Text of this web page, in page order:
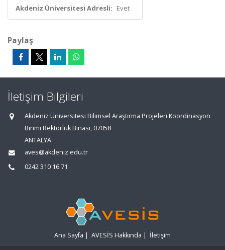
Akdeniz Üniversitesi Adresli: Evet
Paylaş
İletişim Bilgileri
Akdeniz Üniversitesi Bilimsel Araştırma Projeleri Koordinasyon
Birimi Rektörlük Binası, 07058
ANTALYA
aves@akdeniz.edu.tr
0242 310 16 71
Ana Sayfa | AVESİS Hakkında | İletişim